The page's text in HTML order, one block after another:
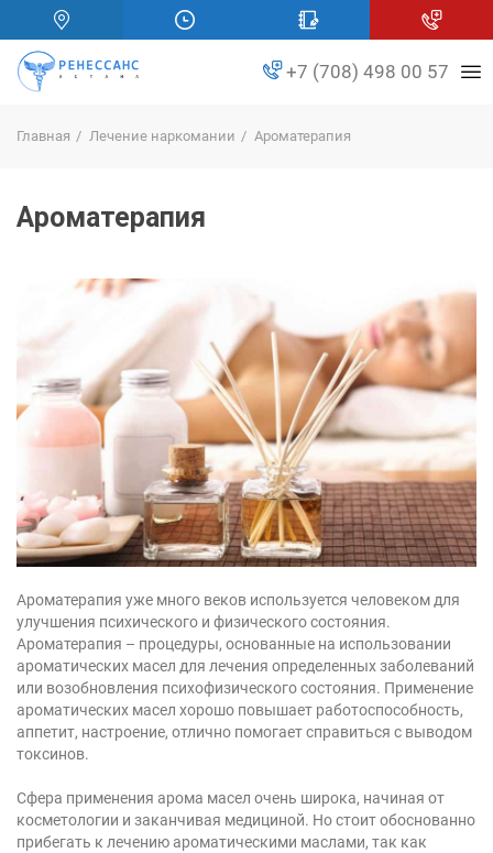
+7 (708) 498 00 57
Главная Лечение наркомании Ароматерапия
Ароматерапия
Ароматерапия уже много веков используется человеком для
улучшения психического и физического состояния.
Ароматерапия – процедуры, основанные на использовании
ароматических масел для лечения определенных заболеваний
или возобновления психофизического состояния. Применение
ароматических масел хорошо повышает работоспособность,
аппетит, настроение, отлично помогает справиться с выводом
токсинов.
Сфера применения арома масел очень широка, начиная от
косметологии и заканчивая медициной. Но стоит обоснованно
прибегать к лечению ароматическими маслами, так как